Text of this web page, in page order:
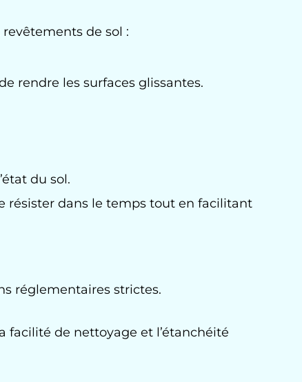
de sol :
rendre les surfaces glissantes.
du sol.
résister dans le temps tout en facilitant
réglementaires strictes.
facilité de nettoyage et l’étanchéité